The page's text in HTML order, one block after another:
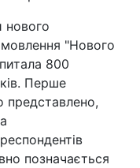
нового
"Нового
800
Перше
представлено,
позначається